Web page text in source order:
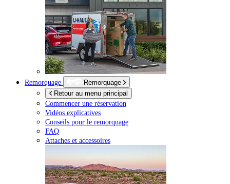
Remorquage
Remorquage
Retour au menu principal
Commencer une réservation
Vidéos explicatives
Conseils pour le remorquage
FAQ
Attaches et accessoires